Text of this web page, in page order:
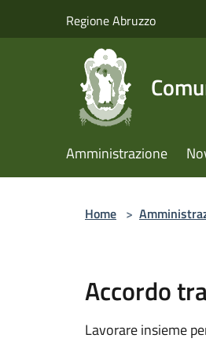
Regione Abruzzo
Amministrazione
Home >
Accordo
Lavorare insieme